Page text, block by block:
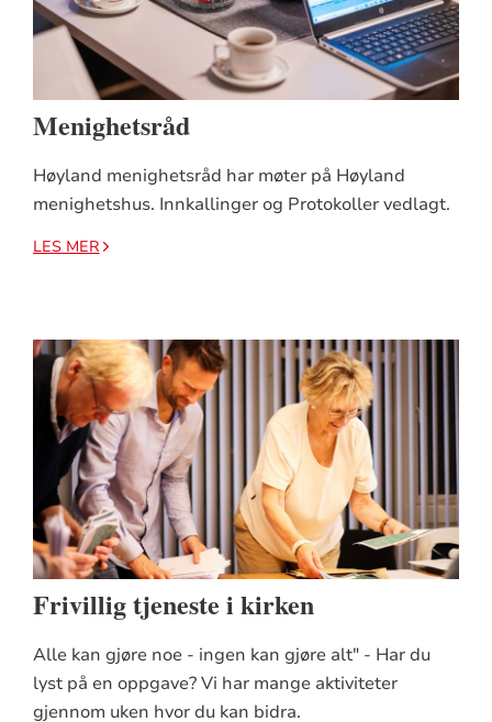
Menighetsråd
Høyland menighetsråd har møter på Høyland
menighetshus. Innkallinger og Protokoller vedlagt.
LES MER
Frivillig tjeneste i kirken
Alle kan gjøre noe - ingen kan gjøre alt" - Har du
lyst på en oppgave? Vi har mange aktiviteter
gjennom uken hvor du kan bidra.